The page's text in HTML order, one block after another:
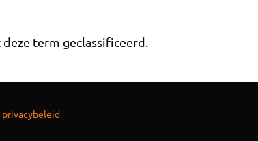
term geclassificeerd.
privacybeleid